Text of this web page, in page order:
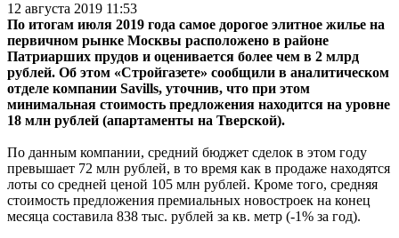
12 августа 2019 11:53
По итогам июля 2019 года самое дорогое элитное жилье на
первичном рынке Москвы расположено в районе
Патриарших прудов и оценивается более чем в 2 млрд
рублей. Об этом «Стройгазете» сообщили в аналитическом
отделе компании Savills, уточнив, что при этом
минимальная стоимость предложения находится на уровне
18 млн рублей (апартаменты на Тверской).
По данным компании, средний бюджет сделок в этом году
превышает 72 млн рублей, в то время как в продаже находятся
лоты со средней ценой 105 млн рублей. Кроме того, средняя
стоимость предложения премиальных новостроек на конец
месяца составила 838 тыс. рублей за кв. метр (-1% за год).